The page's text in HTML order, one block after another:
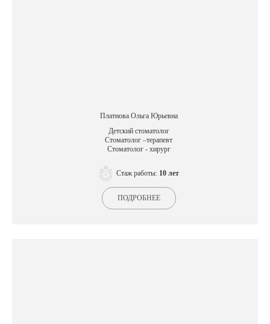
Платнова Ольга Юрьевна
Детский стоматолог
Стоматолог –терапевт
Стоматолог - хирург
Стаж работы: 10 лет
ПОДРОБНЕЕ